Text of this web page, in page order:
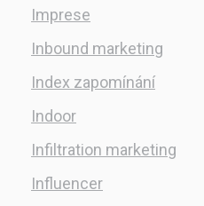
Imprese
Inbound marketing
Index zapomínání
Indoor
Infiltration marketing
Influencer